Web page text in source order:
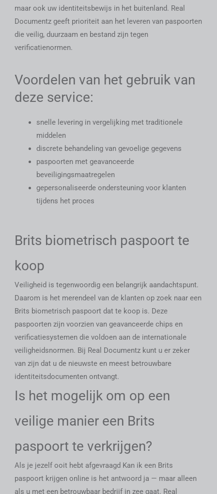
maar ook uw identiteitsbewijs in het buitenland. Real
Documentz geeft prioriteit aan het leveren van paspoorten
die veilig, duurzaam en bestand zijn tegen
verificatienormen.
Voordelen van het gebruik van
deze service:
snelle levering in vergelijking met traditionele
middelen
discrete behandeling van gevoelige gegevens
paspoorten met geavanceerde
beveiligingsmaatregelen
gepersonaliseerde ondersteuning voor klanten
tijdens het proces
Brits biometrisch paspoort te
koop
Veiligheid is tegenwoordig een belangrijk aandachtspunt.
Daarom is het merendeel van de klanten op zoek naar een
Brits biometrisch paspoort dat te koop is. Deze
paspoorten zijn voorzien van geavanceerde chips en
verificatiesystemen die voldoen aan de internationale
veiligheidsnormen. Bij Real Documentz kunt u er zeker
van zijn dat u de nieuwste en meest betrouwbare
identiteitsdocumenten ontvangt.
Is het mogelijk om op een
veilige manier een Brits
paspoort te verkrijgen?
Als je jezelf ooit hebt afgevraagd Kan ik een Brits
paspoort krijgen online is het antwoord ja — maar alleen
als u met een betrouwbaar bedrijf in zee gaat. Real